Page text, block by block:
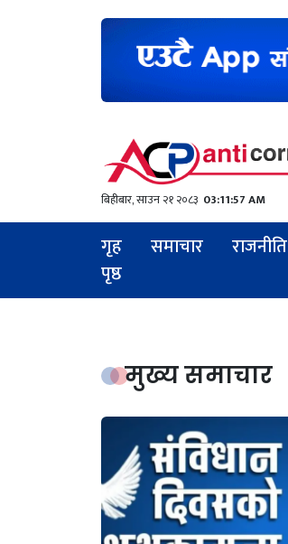
बिहीबार, साउन २१ २०८३ 03:11:58 AM
गृह
पृष्ठ
समाचार राजनीति
मुख्य समाचार